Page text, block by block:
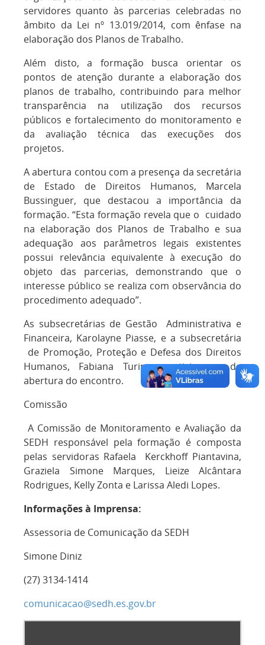
servidores quanto às parcerias celebradas no
âmbito da Lei nº 13.019/2014, com ênfase na
elaboração dos Planos de Trabalho.
Além disto, a formação busca orientar os
pontos de atenção durante a elaboração dos
planos de trabalho, contribuindo para melhor
transparência na utilização dos recursos
públicos e fortalecimento do monitoramento e
da avaliação técnica das execuções dos
projetos.
A abertura contou com a presença da secretária
de Estado de Direitos Humanos, Marcela
Bussinguer, que destacou a importância da
formação. “Esta formação revela que o cuidado
na elaboração dos Planos de Trabalho e sua
adequação aos parâmetros legais existentes
possui relevância equivalente à execução do
objeto das parcerias, demonstrando que o
interesse público se realiza com observância do
procedimento adequado”.
As subsecretárias de Gestão Administrativa e
Financeira, Karolayne Piasse, e a subsecretária
de Promoção, Proteção e Defesa dos Direitos
Humanos, Fabiana Turino, participaram da
abertura do encontro.
Comissão
A Comissão de Monitoramento e Avaliação da
SEDH responsável pela formação é composta
pelas servidoras Rafaela Kerckhoff Piantavina,
Graziela Simone Marques, Lieize Alcântara
Rodrigues, Kelly Zonta e Larissa Aledi Lopes.
Informações à Imprensa:
Assessoria de Comunicação da SEDH
Simone Diniz
(27) 3134-1414
comunicacao@sedh.es.gov.br